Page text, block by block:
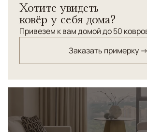
Хотите увидеть
ковёр у себя дома?
Привезем к вам домой до 50
Заказать примерку →